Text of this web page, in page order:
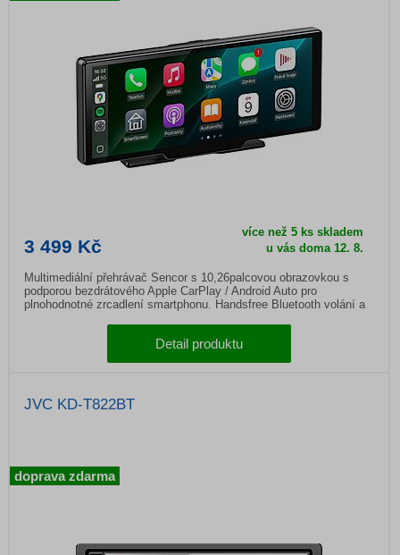
3 499 Kč
více než 5 ks skladem
u vás doma12. 8.
Multimediální přehrávač Sencor s 10,26palcovou obrazovkou s
podporou bezdrátového Apple CarPlay / Android Auto pro
plnohodnotné zrcadlení smartphonu. Handsfree Bluetooth volání a
Detail produktu
JVC KD-T822BT
doprava zdarma